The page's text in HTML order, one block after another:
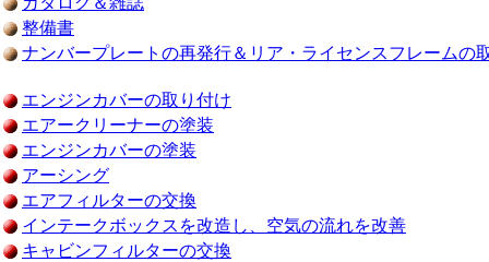
整備書
ナンバープレートの再発行＆リア・ライセンスフレームの
エンジンカバーの取り付け
エアークリーナーの塗装
エンジンカバーの塗装
アーシング
エアフィルターの交換
インテークボックスを改造し、空気の流れを改善
キャビンフィルターの交換